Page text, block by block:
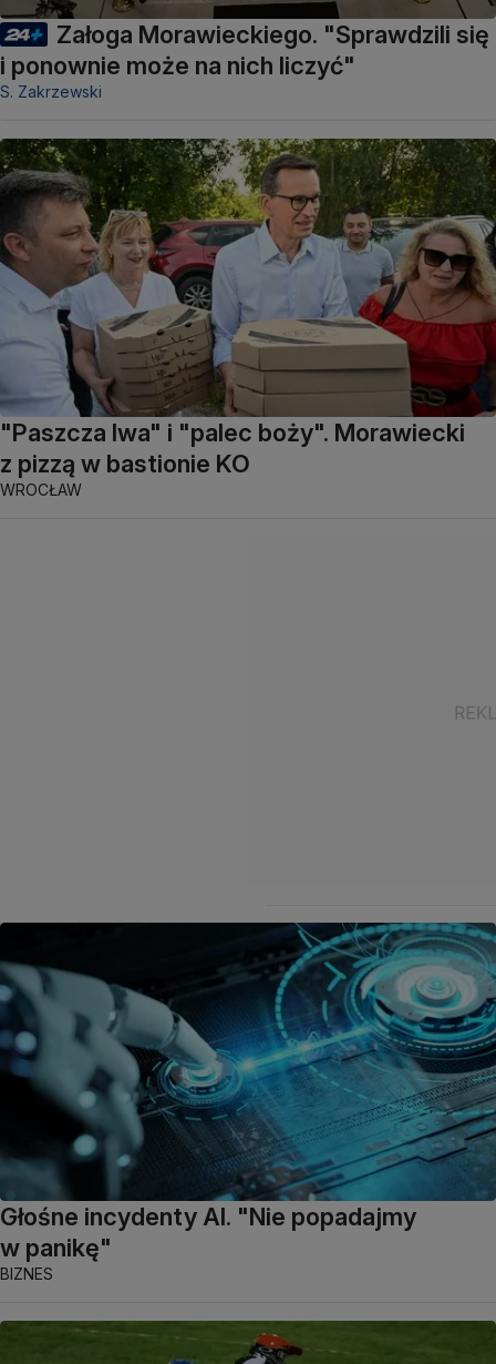
Załoga Morawieckiego. "Sprawdzili się
i ponownie może na nich liczyć"
S. Zakrzewski
"Paszcza lwa" i "palec boży". Morawiecki
z pizzą w bastionie KO
WROCŁAW
Głośne incydenty AI. "Nie popadajmy
w panikę"
BIZNES